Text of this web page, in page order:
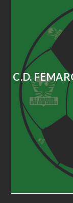
C.D.